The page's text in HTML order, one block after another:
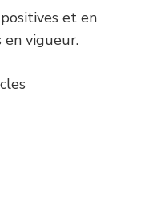
et en
vigueur.